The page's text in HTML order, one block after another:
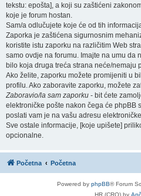
tekstu: epošta], a koji su zaštićeni
koje je forum hostan.
Sam/a odlučujete koje će od tih
Zaporka je zaštićena sigurnosnim
koristite istu zaporku na različitim Web
samo ovdje na forumu. Imajte na umu da
bilo koja druga treća strana neće/nemaju
Ako želite, zaporku možete promijeniti u
profilu. Ako zaboravite zaporku, možete
Zaboravio/la sam zaporku - bit ćete
elektroničke pošte nakon čega će phpBB
poslati vam je na vašu adresu
Sve ostale informacije, [koje upišete]
opcionalne.
Početna Početna
Powered by phpBB® Forum
HR (CRO) by